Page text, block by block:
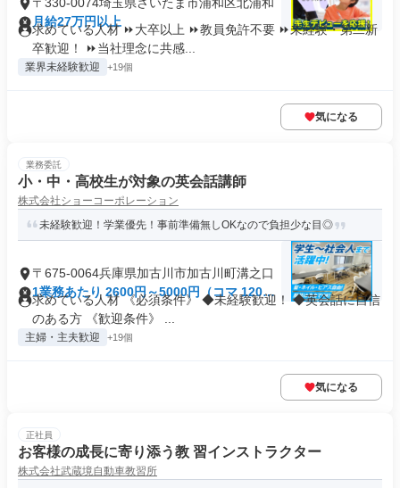
月給27万円以上
求めている人材 ⏩大卒以上 ⏩教員免許不要 ⏩未経験・第二新
卒歓迎！ ⏩当社理念に共感...
業界未経験歓迎 +19個
気になる
業務委託
小・中・高校生が対象の英会話講師
株式会社ショーコーポレーション
未経験歓迎！学業優先！事前準備無しOKなので負担少な目◎
〒675-0064兵庫県加古川市加古川町溝之口
1業務あたり 2600円～5000円（コマ 120
分）
求めている人材 《必須条件》 ◆未経験歓迎！ ◆英会話に自信
のある方 《歓迎条件》 ...
主婦・主夫歓迎 +19個
気になる
正社員
お客様の成長に寄り添う教 習インストラクター
株式会社武蔵境自動車教習所